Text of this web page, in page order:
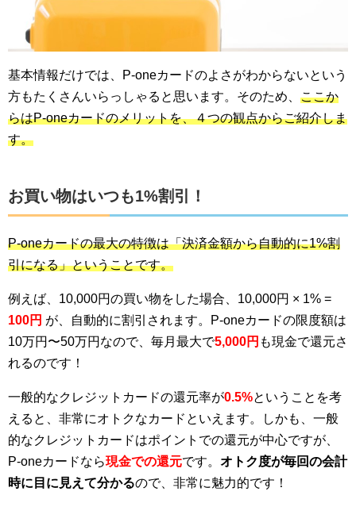
基本情報だけでは、P-oneカードのよさがわからないという
方もたくさんいらっしゃると思います。そのため、 ここか
らはP-oneカードのメリットを、４つの観点からご紹介しま
す。
お買い物はいつも1%割引！
P-oneカードの最大の特徴は「決済金額から自動的に1%割
引になる」ということです。
例えば、10,000円の買い物をした場合、10,000円 × 1% =
100円 が、自動的に割引されます。P-oneカードの限度額は
10万円〜50万円なので、毎月最大で5,000円 も現金で還元さ
れるのです！
一般的なクレジットカードの還元率が0.5%ということを考
えると、非常にオトクなカードといえます。しかも、一般
的なクレジットカードはポイントでの還元が中心ですが、
P-oneカードなら現金での還元です。 オトク度が毎回の会計
時に目に見えて分かるので、非常に魅力的です！